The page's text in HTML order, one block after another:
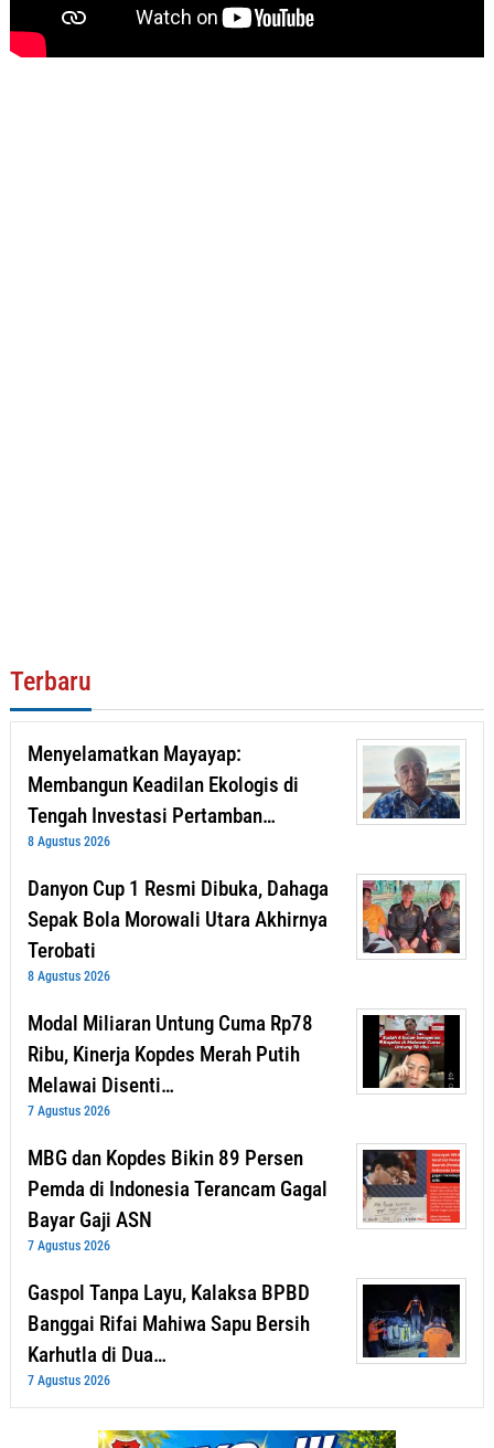
Terbaru
Menyelamatkan Mayayap:
Membangun Keadilan Ekologis di
Tengah Investasi Pertamban…
8 Agustus 2026
Danyon Cup 1 Resmi Dibuka, Dahaga
Sepak Bola Morowali Utara Akhirnya
Terobati
8 Agustus 2026
Modal Miliaran Untung Cuma Rp78
Ribu, Kinerja Kopdes Merah Putih
Melawai Disenti…
7 Agustus 2026
MBG dan Kopdes Bikin 89 Persen
Pemda di Indonesia Terancam Gagal
Bayar Gaji ASN
7 Agustus 2026
Gaspol Tanpa Layu, Kalaksa BPBD
Banggai Rifai Mahiwa Sapu Bersih
Karhutla di Dua…
7 Agustus 2026